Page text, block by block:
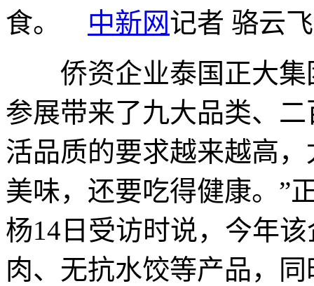
食。 中新网记者 骆云
侨资企业泰国正大集
参展带来了九大品类、
活品质的要求越来越高
美味，还要吃得健康。”
杨14日受访时说，今年
肉、无抗水饺等产品，